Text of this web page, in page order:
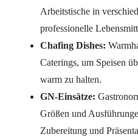
Arbeitstische in
professionelle
Chafing Dishes:
Caterings, um Speisen
warm zu halten.
GN-Einsätze:
Größen und
Zubereitung und